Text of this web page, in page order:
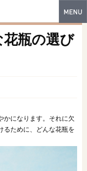
ス
瓶の選び
かになります。それに欠
るために、どんな花瓶を